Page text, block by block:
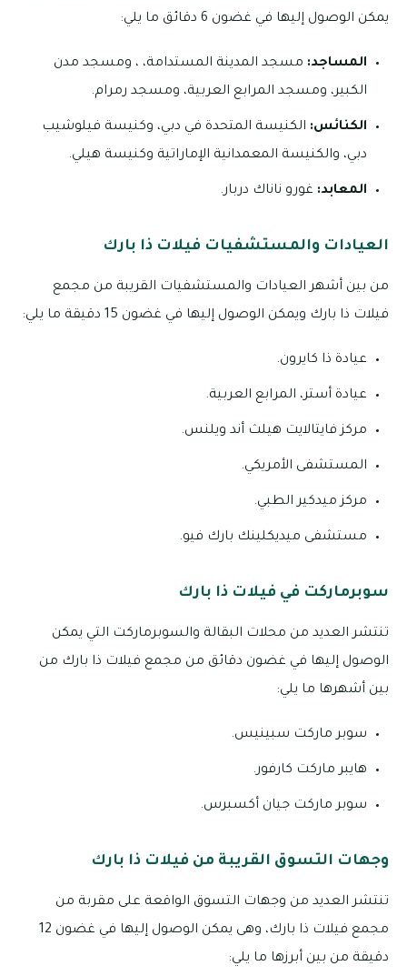
يمكن الوصول إليها في غضون 6 دقائق ما يلي:
المساجد: مسجد المدينة المستدامة، ، ومسجد مدن
الكبير، ومسجد المرابع العربية، ومسجد رمرام.
الكنائس: الكنيسة المتحدة في دبي، وكنيسة فيلوشيب
دبي، والكنيسة المعمدانية الإماراتية وكنيسة هيلي.
المعابد: غورو ناناك دربار.
العيادات والمستشفيات فيلات ذا بارك
من بين أشهر العيادات والمستشفيات القريبة من مجمع
فيلات ذا بارك ويمكن الوصول إليها في غضون 15 دقيقة ما يلي:
عيادة ذا كايرون.
عيادة أستر، المرابع العربية.
مركز فايتالايت هيلث أند ويلنس.
المستشفى الأمريكي.
مركز ميدكير الطبي.
مستشفى ميديكلينك بارك فيو.
سوبرماركت في فيلات ذا بارك
تنتشر العديد من محلات البقالة والسوبرماركت التي يمكن
الوصول إليها في غضون دقائق من مجمع فيلات ذا بارك من
بين أشهرها ما يلي:
سوبر ماركت سبينيس.
هايبر ماركت كارفور.
سوبر ماركت جيان أكسبرس.
وجهات التسوق القريبة من فيلات ذا بارك
تنتشر العديد من وجهات التسوق الواقعة على مقربة من
مجمع فيلات ذا بارك، وهى يمكن الوصول إليها في غضون 12
دقيقة من بين أبرزها ما يلي: